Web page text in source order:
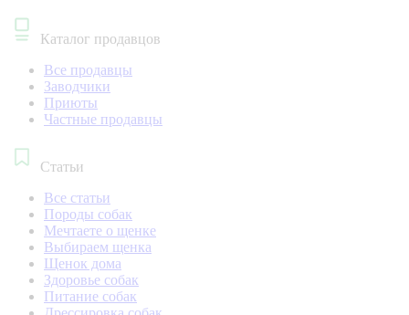
Каталог продавцов
Все продавцы
Заводчики
Приюты
Частные продавцы
Статьи
Все статьи
Породы собак
Мечтаете о щенке
Выбираем щенка
Щенок дома
Здоровье собак
Питание собак